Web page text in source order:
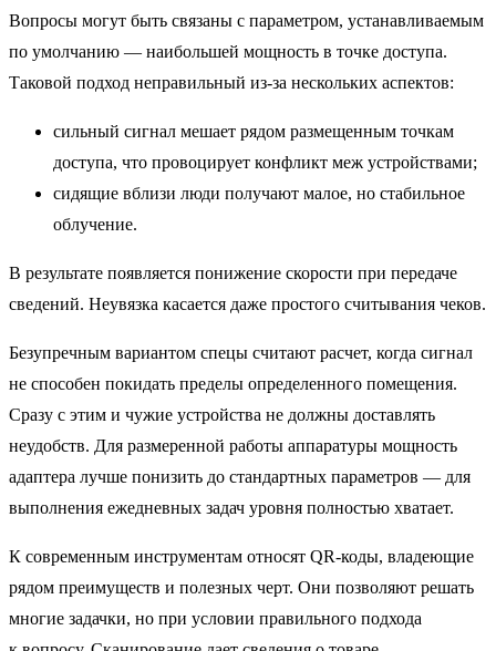
Вопросы могут быть связаны с параметром, устанавливаемым
по умолчанию — наибольшей мощность в точке доступа.
Таковой подход неправильный из-за нескольких аспектов:
сильный сигнал мешает рядом размещенным точкам
доступа, что провоцирует конфликт меж устройствами;
сидящие вблизи люди получают малое, но стабильное
облучение.
В результате появляется понижение скорости при передаче
сведений. Неувязка касается даже простого считывания чеков.
Безупречным вариантом спецы считают расчет, когда сигнал
не способен покидать пределы определенного помещения.
Сразу с этим и чужие устройства не должны доставлять
неудобств. Для размеренной работы аппаратуры мощность
адаптера лучше понизить до стандартных параметров — для
выполнения ежедневных задач уровня полностью хватает.
К современным инструментам относят QR-коды, владеющие
рядом преимуществ и полезных черт. Они позволяют решать
многие задачки, но при условии правильного подхода